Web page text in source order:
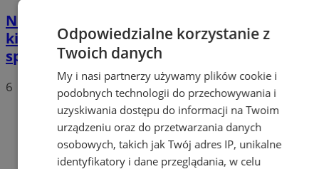
Nietypowa akcja w Zabrzu. Turecki
kierowca ciężarówki nie mógł wydostać się
spod wiaduktów
6
Odpowiedzialne korzystanie z
Twoich danych
My i nasi partnerzy używamy plików cookie i
podobnych technologii do przechowywania i
uzyskiwania dostępu do informacji na Twoim
urządzeniu oraz do przetwarzania danych
osobowych, takich jak Twój adres IP, unikalne
identyfikatory i dane przeglądania, w celu